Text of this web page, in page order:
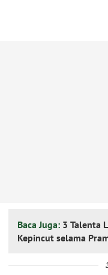
Baca Juga: 3 Talenta
Kepincut selama